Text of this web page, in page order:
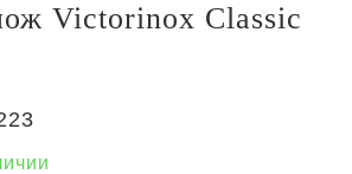
Victorinox Classic